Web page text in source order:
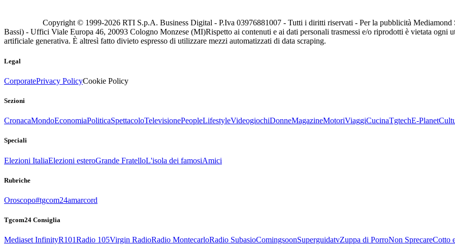
Copyright © 1999-2026 RTI S.p.A. Business Digital - P.Iva 03976881007 - Tutti i diritti riservati - Per la pubblicità
Bassi) - Uffici Viale Europa 46, 20093 Cologno Monzese (MI)Rispetto ai contenuti e ai dati personali trasmessi e/o riprodotti è vietata ogni
artificiale generativa. È altresì fatto divieto espresso di utilizzare mezzi automatizzati di data scraping.
Legal
CorporatePrivacy PolicyCookie Policy
Sezioni
CronacaMondoEconomiaPoliticaSpettacoloTelevisionePeopleLifestyleVideogiochiDonneMagazineMotoriViaggiCucinaTgtechE-Planet
Speciali
Elezioni ItaliaElezioni esteroGrande FratelloL'isola dei famosiAmici
Rubriche
Oroscopo#tgcom24amarcord
Tgcom24 Consiglia
Mediaset InfinityR101Radio 105Virgin RadioRadio MontecarloRadio SubasioComingsoonSuperguidatvZuppa di PorroNon SprecareCotto